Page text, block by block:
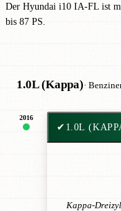
Der Hyundai i10 IA-FL ist
bis 87 PS.
1.0L (Kappa)·
2016
✔ 1.0L
Kappa-